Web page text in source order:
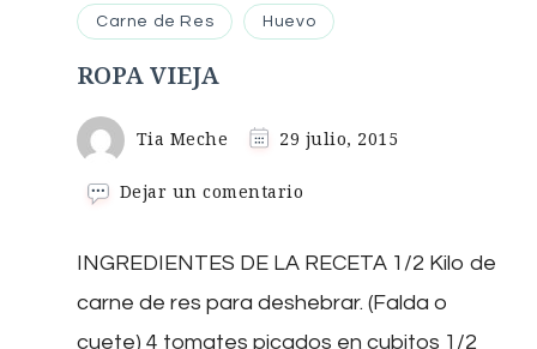
Carne de Res Huevo
ROPA VIEJA
Tia Meche 29 julio, 2015
Dejar un comentario
INGREDIENTES DE LA RECETA 1/2 Kilo de
carne de res para deshebrar. (Falda o
cuete) 4 tomates picados en cubitos 1/2